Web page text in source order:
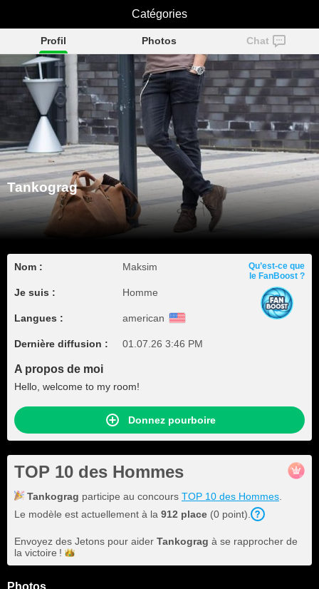
Tankograg
Profil Photos Chat
Tankograg
Nom : Maksim
Je suis : Homme
Langues : american
Dernière diffusion : 01.07.26 3:46 PM
Qu’est-ce que
le FanBoost ?
A propos de moi
Hello, welcome to my room!
Donnez pourboire
TOP 10 des Hommes
Tankograg participe au concours TOP 10 des Hommes
Le modèle est actuellement à la 912 place (0 point).
Envoyez des Jetons pour aider Tankograg à se rapprocher de
la victoire !
Photos
Catégories